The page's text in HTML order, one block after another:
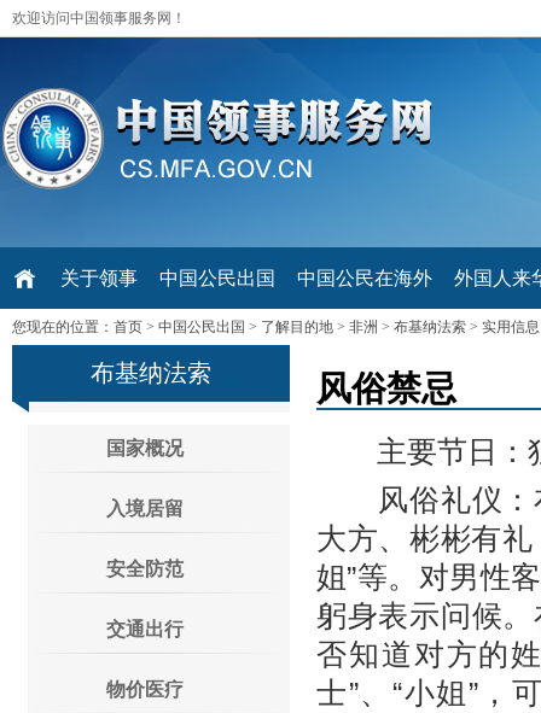
欢迎访问中国领事服务网！
关于领事 中国公民出国 中国公民在海外 外国人来
您现在的位置： 首页 > 中国公民出国 > 了解目的地 > 非洲 > 布基纳法索 > 实用信息
布基纳法索
国家概况
入境居留
安全防范
交通出行
物价医疗
风俗禁忌
主要节日：独
风俗礼仪：布
大方、彬彬有礼
姐”等。对男性
躬身表示问候
否知道对方的
士”、“小姐”，